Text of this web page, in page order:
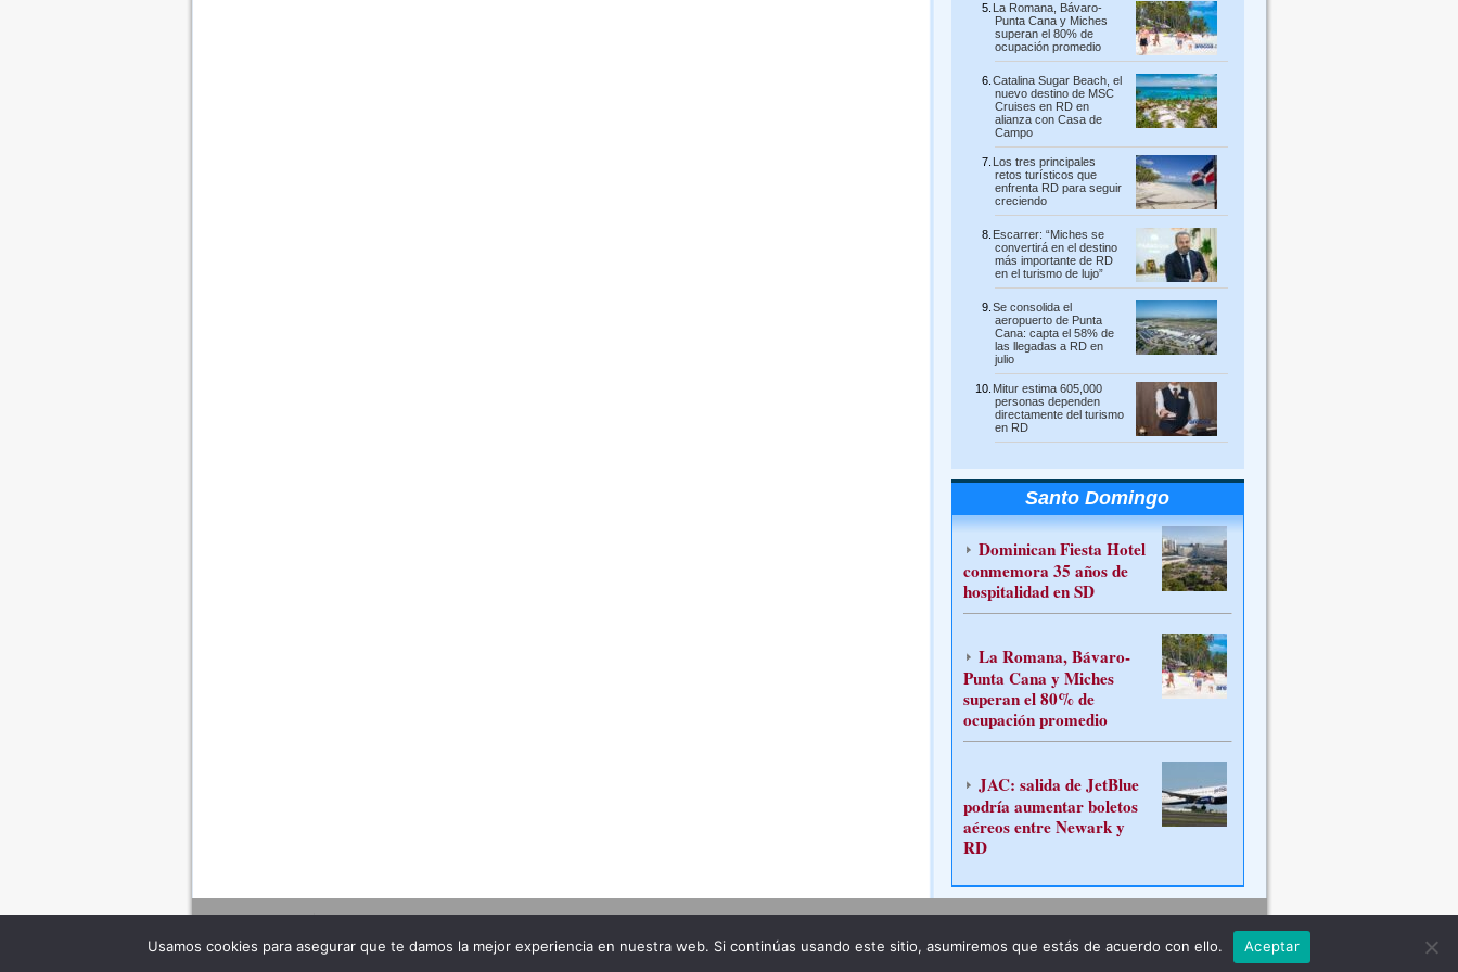
La Romana, Bávaro-
Punta Cana y Miches
superan el 80% de
ocupación promedio
Catalina Sugar Beach, el
nuevo destino de MSC
Cruises en RD en
alianza con Casa de
Campo
Los tres principales
retos turísticos que
enfrenta RD para seguir
creciendo
Escarrer: “Miches se
convertirá en el destino
más importante de RD
en el turismo de lujo”
Se consolida el
aeropuerto de Punta
Cana: capta el 58% de
las llegadas a RD en
julio
Mitur estima 605,000
personas dependen
directamente del turismo
en RD
Santo Domingo
Dominican Fiesta Hotel
conmemora 35 años de
hospitalidad en SD
La Romana, Bávaro-
Punta Cana y Miches
superan el 80% de
ocupación promedio
JAC: salida de JetBlue
podría aumentar boletos
aéreos entre Newark y
RD
Usamos cookies para asegurar que te damos la mejor experiencia en nuestra web. Si continúas usando este sitio, asumiremos que estás de acuerdo con ello. Aceptar